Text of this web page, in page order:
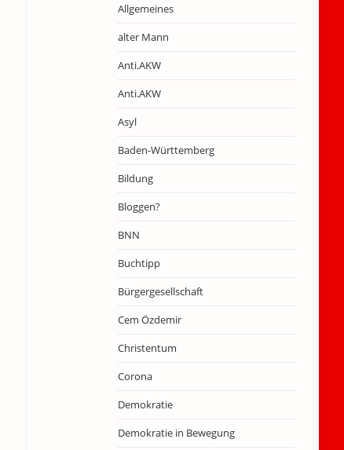
Allgemeines
alter Mann
Anti.AKW
Anti.AKW
Asyl
Baden-Württemberg
Bildung
Bloggen?
BNN
Buchtipp
Bürgergesellschaft
Cem Özdemir
Christentum
Corona
Demokratie
Demokratie in Bewegung